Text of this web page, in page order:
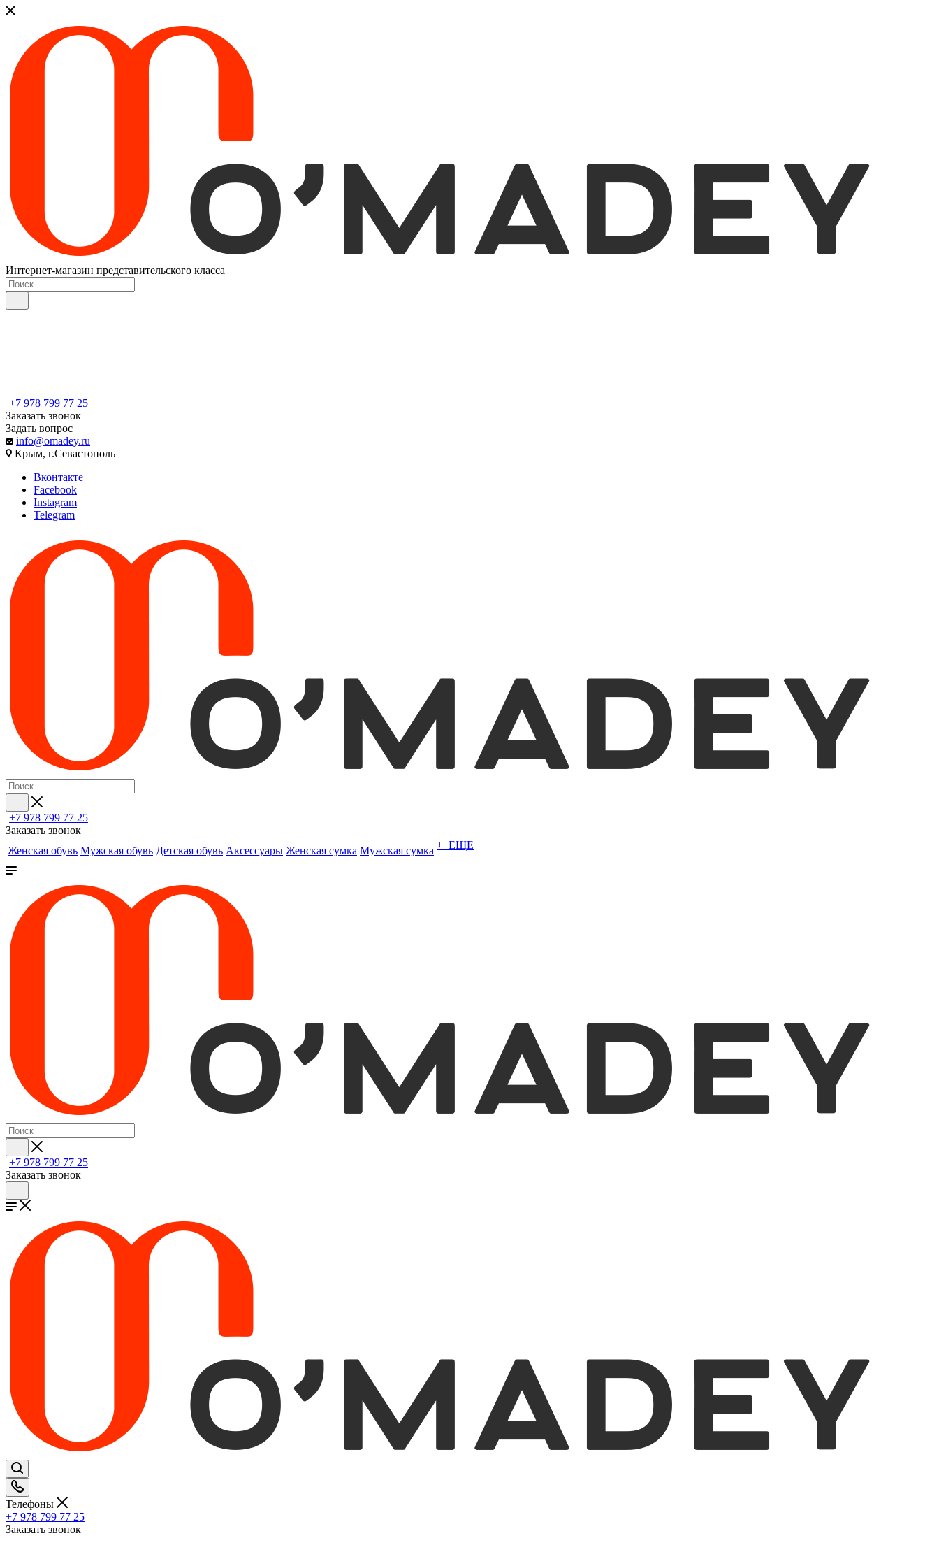
Интернет-магазин представительского класса
+7 978 799 77 25
Заказать звонок
Задать вопрос
info@omadey.ru
Крым, г.Севастополь
Вконтакте
Facebook
Instagram
Telegram
+7 978 799 77 25
Заказать звонок
Женская обувь Мужская обувь Детская обувь Аксессуары Женская сумка Мужская сумка + ЕЩЕ
+7 978 799 77 25
Заказать звонок
Телефоны
+7 978 799 77 25
Заказать звонок